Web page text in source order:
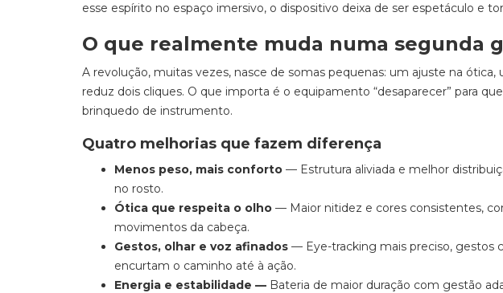
esse espírito no espaço imersivo, o dispositivo deixa de ser espetáculo e
O que realmente muda numa segunda
A revolução, muitas vezes, nasce de somas pequenas: um ajuste na
reduz dois cliques. O que importa é o equipamento “desaparecer” para
brinquedo de instrumento.
Quatro melhorias que fazem diferença
Menos peso, mais conforto — Estrutura aliviada e melhor
no rosto.
Ótica que respeita o olho — Maior nitidez e cores consistentes,
movimentos da cabeça.
Gestos, olhar e voz afinados — Eye-tracking mais preciso, gestos
encurtam o caminho até à ação.
Energia e estabilidade — Bateria de maior duração com gestão